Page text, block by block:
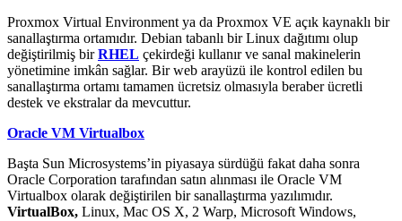
Proxmox Virtual Environment ya da Proxmox VE açık kaynaklı bir
sanallaştırma ortamıdır. Debian tabanlı bir Linux dağıtımı olup
değiştirilmiş birRHEL çekirdeği kullanır ve sanal makinelerin
yönetimine imkân sağlar. Bir web arayüzü ile kontrol edilen bu
sanallaştırma ortamı tamamen ücretsiz olmasıyla beraber ücretli
destek ve ekstralar da mevcuttur.
Oracle VM Virtualbox
Başta Sun Microsystems’in piyasaya sürdüğü fakat daha sonra
Oracle Corporation tarafından satın alınması ile Oracle VM
Virtualbox olarak değiştirilen bir sanallaştırma yazılımıdır.
VirtualBox, Linux, Mac OS X, 2 Warp, Microsoft Windows,